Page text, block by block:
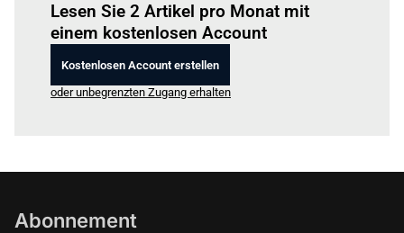
Lesen Sie 2 Artikel pro Monat mit
einem kostenlosen Account
Kostenlosen Account erstellen
oder unbegrenzten Zugang erhalten
Abonnement